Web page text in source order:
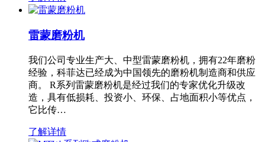
雷蒙磨粉机
我们公司专业生产大、中型雷蒙磨粉机，拥有22年磨粉
经验，科菲达已经成为中国领先的磨粉机制造商和供应
商。 R系列雷蒙磨粉机是经过我们的专家优化升级改
造，具有低损耗、投资小、环保、占地面积小等优点，
它比传…
了解详情